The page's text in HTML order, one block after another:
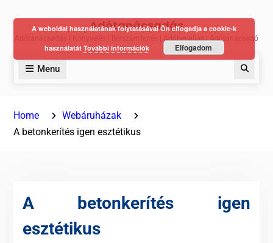
Adótanácsadás
Adótanácsadás | Könyvelés | Bérszámfejtés | Adóbevallás | Adótanácsadó
Menu
Home
Webáruházak
A betonkerítés igen esztétikus
A betonkerítés igen
esztétikus
A weboldal használatának folytatásával Ön elfogadja a cookie-k
használatát További információk Elfogadom